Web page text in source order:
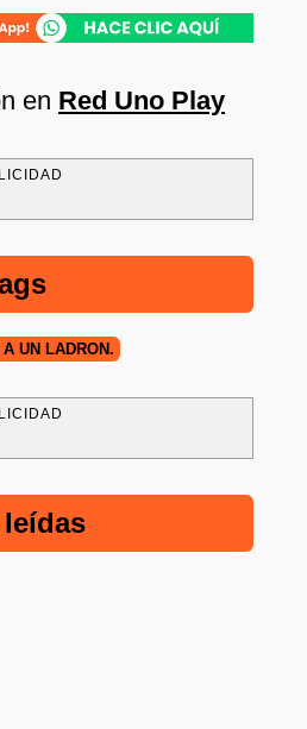
en Red Uno Play
UN LADRÓN.
leídas